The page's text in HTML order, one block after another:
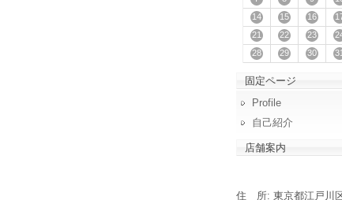
14
15 16
21
22 23
28
29 30
固定ページ
Profile
自己紹介
店舗案内
住 所: 東京都江戸川